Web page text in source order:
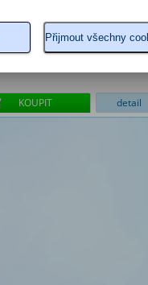
KOUPIT detail
Přijmout všechny